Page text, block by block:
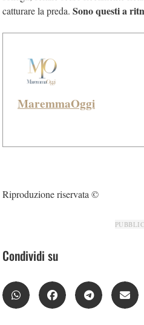
catturare la preda. Sono questi a
MaremmaOggi
Riproduzione riservata ©
Condividi su